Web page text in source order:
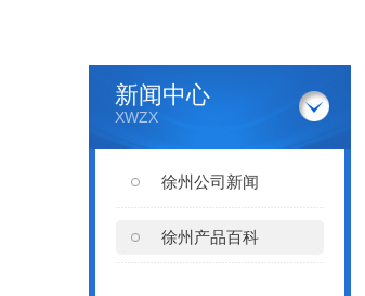
新闻中心
XWZX
徐州公司新闻
徐州产品百科